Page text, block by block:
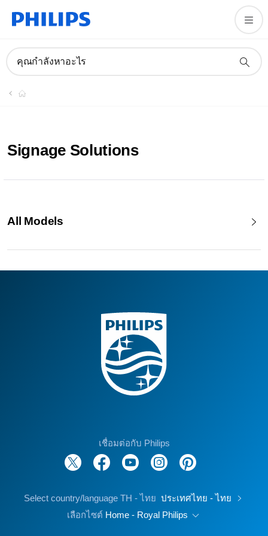
คุณกำลังหาอะไร
Signage Solutions
All Models
เชื่อมต่อกับ Philips
Select country/language TH - ไทย ประเทศไทย - ไทย
เลือกไซต์ Home - Royal Philips